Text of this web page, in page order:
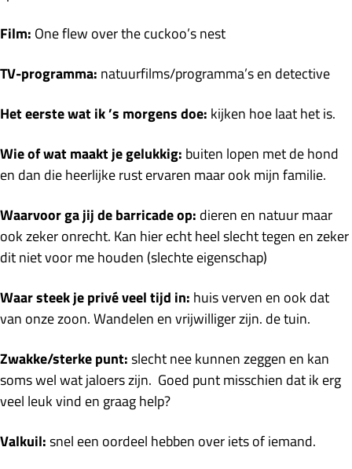
Film: One flew over the cuckoo’s nest
TV-programma: natuurfilms/programma’s en detective
Het eerste wat ik ’s morgens doe: kijken hoe laat het is.
Wie of wat maakt je gelukkig: buiten lopen met de hond
en dan die heerlijke rust ervaren maar ook mijn familie.
Waarvoor ga jij de barricade op: dieren en natuur maar
ook zeker onrecht. Kan hier echt heel slecht tegen en zeker
dit niet voor me houden (slechte eigenschap)
Waar steek je privé veel tijd in: huis verven en ook dat
van onze zoon. Wandelen en vrijwilliger zijn. de tuin.
Zwakke/sterke punt:slecht nee kunnen zeggen en kan
soms wel wat jaloers zijn. Goed punt misschien dat ik erg
veel leuk vind en graag help?
Valkuil:snel een oordeel hebben over iets of iemand.